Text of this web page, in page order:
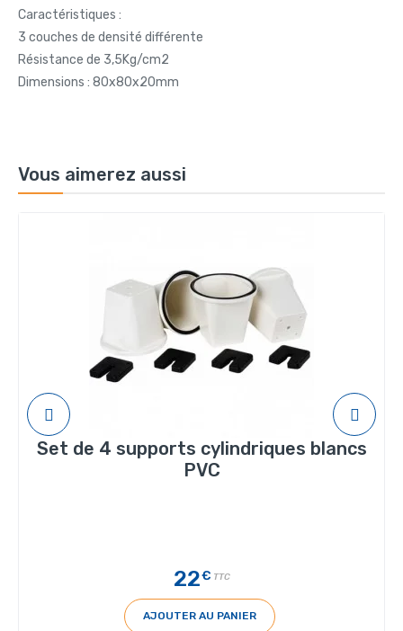
Caractéristiques :
3 couches de densité différente
Résistance de 3,5Kg/cm2
Dimensions : 80x80x20mm
Vous aimerez aussi
Set de 4 supports cylindriques blancs
PVC
22€ TTC
AJOUTER AU PANIER